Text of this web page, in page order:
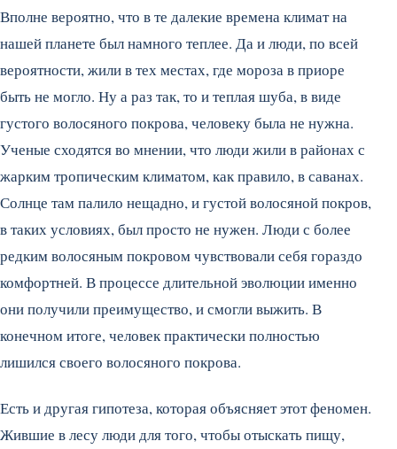
Вполне вероятно, что в те далекие времена климат на
нашей планете был намного теплее. Да и люди, по всей
вероятности, жили в тех местах, где мороза в приоре
быть не могло. Ну а раз так, то и теплая шуба, в виде
густого волосяного покрова, человеку была не нужна.
Ученые сходятся во мнении, что люди жили в районах с
жарким тропическим климатом, как правило, в саванах.
Солнце там палило нещадно, и густой волосяной покров,
в таких условиях, был просто не нужен. Люди с более
редким волосяным покровом чувствовали себя гораздо
комфортней. В процессе длительной эволюции именно
они получили преимущество, и смогли выжить. В
конечном итоге, человек практически полностью
лишился своего волосяного покрова.
Есть и другая гипотеза, которая объясняет этот феномен.
Жившие в лесу люди для того, чтобы отыскать пищу,